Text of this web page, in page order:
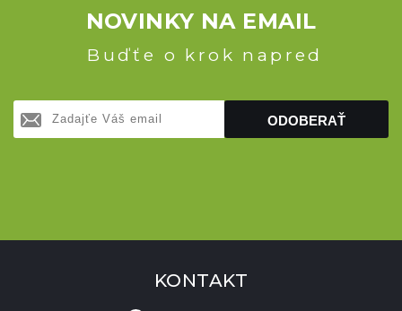
NOVINKY NA EMAIL
Buďťe o krok napred
ODOBERAŤ
KONTAKT